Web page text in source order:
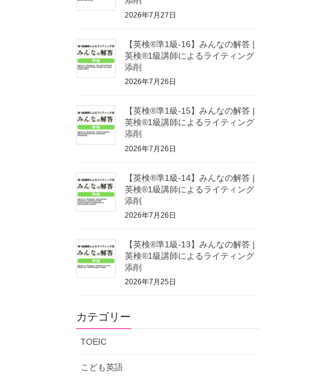
2026年7月27日
【英検®準1級-16】みんなの解答 |
英検®1級講師によるライティング
添削
2026年7月26日
【英検®準1級-15】みんなの解答 |
英検®1級講師によるライティング
添削
2026年7月26日
【英検®準1級-14】みんなの解答 |
英検®1級講師によるライティング
添削
2026年7月26日
【英検®準1級-13】みんなの解答 |
英検®1級講師によるライティング
添削
2026年7月25日
カテゴリー
TOEIC
こども英語